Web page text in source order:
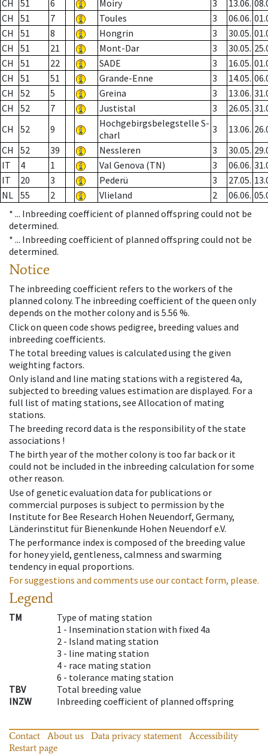
CH 51 6 Moiry 3 13.06.
CH
51 7 Toules 3 06.06.
CH
51 8 Hongrin 3 30.05.
CH
51 21 Mont-Dar 3 30.05.
CH
51 22 SADE 3 16.05.
CH
51 51 Grande-Enne 3 14.05.
CH
52 5 Greina 3 13.06.
CH
52 7 Justistal 3 26.05.
CH
52 9
Hochgebirgsbelegstelle S-
charl
3 13.06.
CH
52 39 Nessleren 3 30.05.
IT
4 1 Val Genova (TN) 3 06.06.
IT
20 3 Pederü 3 27.05.
NL 55 2 Vlieland 2 06.06.
* ... Inbreeding coefficient of planned offspring could not be
determined.
* ... Inbreeding coefficient of planned offspring could not be
determined.
Notice
The inbreeding coefficient refers to the workers of the
planned colony. The inbreeding coefficient of the queen only
depends on the mother colony and is 5.56 %.
Click on queen code shows pedigree, breeding values and
inbreeding coefficients.
The total breeding values is calculated using the given
weighting factors.
Only island and line mating stations with a registered 4a,
subjected to breeding values estimation are displayed. For a
full list of mating stations, see Allocation of mating
stations.
The breeding record data is the responsibility of the state
associations !
The birth year of the mother colony is too far back or it
could not be included in the inbreeding calculation for some
other reason.
Use of genetic evaluation data for publications or
commercial purposes is subject to permission by the
Institute for Bee Research Hohen Neuendorf, Germany,
Länderinstitut für Bienenkunde Hohen Neuendorf e.V.
The performance index is composed of the breeding value
for honey yield, gentleness, calmness and swarming
tendency in equal proportions.
For suggestions and comments use our contact form, please.
Legend
TM
Type of mating station
1 - Insemination station with fixed 4a
2 - Island mating station
3 - line mating station
4 - race mating station
6 - tolerance mating station
TBV
Total breeding value
INZW
Inbreeding coefficient of planned offspring
Contact About us Data privacy statement
Accessibility
Restart page